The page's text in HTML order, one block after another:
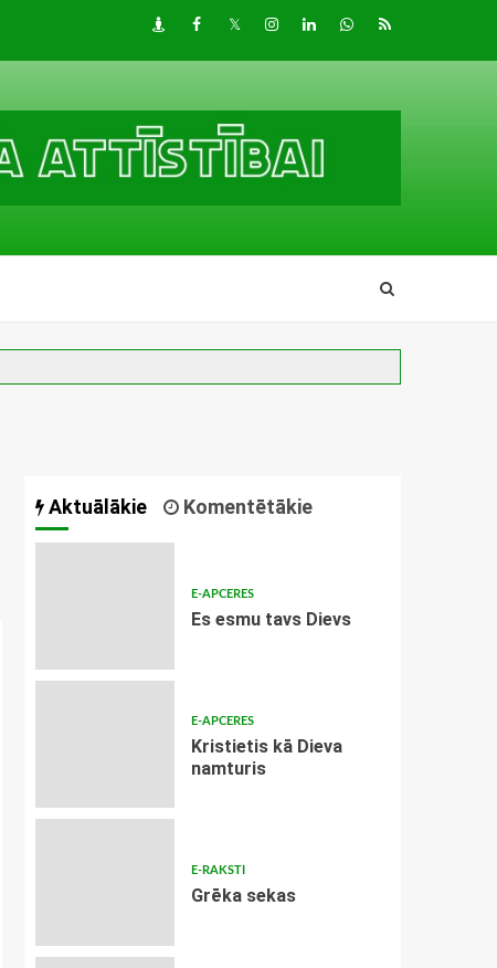
DraugiemFacebook
TwitterInstagram
LinkedInwhatsapp
RSS
Aktuālākie Komentētākie
E-APCERES
Es esmu tavs Dievs
E-APCERES
Kristietis kā Dieva
namturis
E-RAKSTI
Grēka sekas